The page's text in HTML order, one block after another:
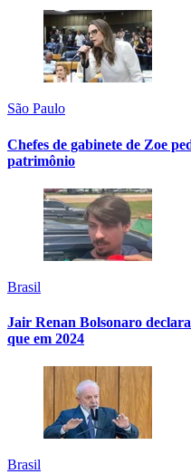
São Paulo
Chefes de gabinete de Zoe
patrimônio
Brasil
Jair Renan Bolsonaro
que em 2024
Brasil